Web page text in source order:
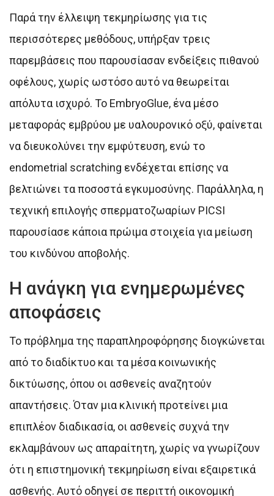
Παρά την έλλειψη τεκμηρίωσης για τις
περισσότερες μεθόδους, υπήρξαν τρεις
παρεμβάσεις που παρουσίασαν ενδείξεις πιθανού
οφέλους, χωρίς ωστόσο αυτό να θεωρείται
απόλυτα ισχυρό. Το EmbryoGlue, ένα μέσο
μεταφοράς εμβρύου με υαλουρονικό οξύ, φαίνεται
να διευκολύνει την εμφύτευση, ενώ το
endometrial scratching ενδέχεται επίσης να
βελτιώνει τα ποσοστά εγκυμοσύνης. Παράλληλα, η
τεχνική επιλογής σπερματοζωαρίων PICSI
παρουσίασε κάποια πρώιμα στοιχεία για μείωση
του κινδύνου αποβολής.
Η ανάγκη για ενημερωμένες
αποφάσεις
Το πρόβλημα της παραπληροφόρησης διογκώνεται
από το διαδίκτυο και τα μέσα κοινωνικής
δικτύωσης, όπου οι ασθενείς αναζητούν
απαντήσεις. Όταν μια κλινική προτείνει μια
επιπλέον διαδικασία, οι ασθενείς συχνά την
εκλαμβάνουν ως απαραίτητη, χωρίς να γνωρίζουν
ότι η επιστημονική τεκμηρίωση είναι εξαιρετικά
ασθενής. Αυτό οδηγεί σε περιττή οικονομική